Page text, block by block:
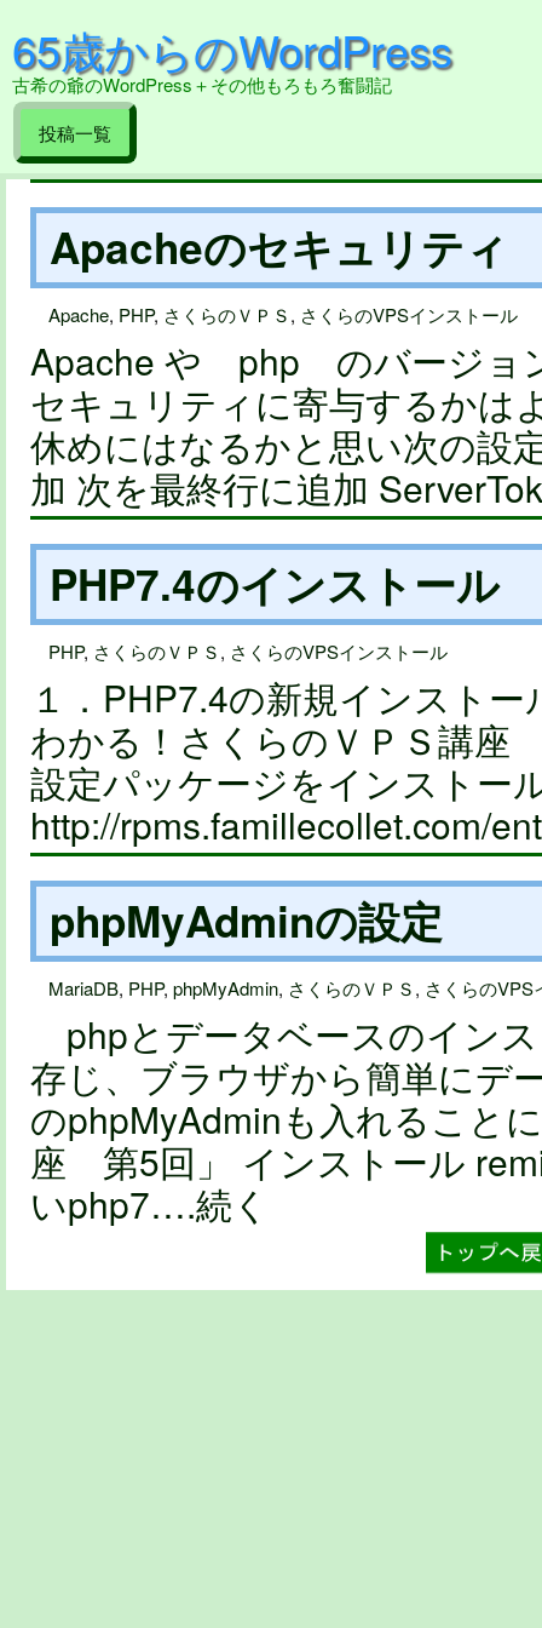
65歳からのWordPress
古希の爺のWordPress＋その他もろもろ奮闘記
投稿一覧
Apacheのセキュリティ
Apache, PHP, さくらのＶＰＳ, さくらのVPSインストール
Apache や php のバージョ
セキュリティに寄与するか
休めにはなるかと思い次の設
加 次を最終行に追加
PHP7.4のインストール
PHP, さくらのＶＰＳ, さくらのVPSインストール
１．PHP7.4の新規インスト
わかる！さくらのＶＰＳ講
設定パッケージをインストー
http://rpms.famillecollet.com/
phpMyAdminの設定
MariaDB, PHP, phpMyAdmin, さくらのＶＰＳ, さくらのVPS
phpとデータベースのイン
存じ、ブラウザから簡単にデ
のphpMyAdminも入れること
座 第5回」 インストール
いphp7….続く